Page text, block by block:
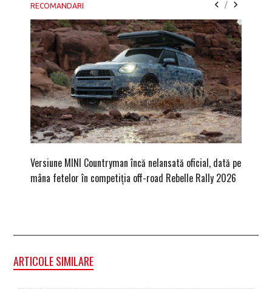
RECOMANDARI /
Versiune MINI Countryman încă nelansată oficial, dată pe
mâna fetelor în competiția off-road Rebelle Rally 2026
ARTICOLE SIMILARE